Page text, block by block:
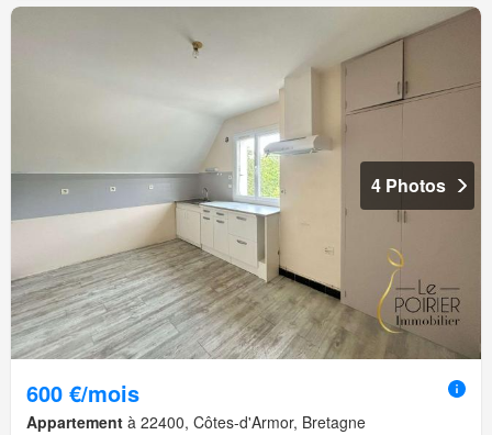
4 Photos
600 €/mois
Appartement à 22400, Côtes-d'Armor, Bretagne